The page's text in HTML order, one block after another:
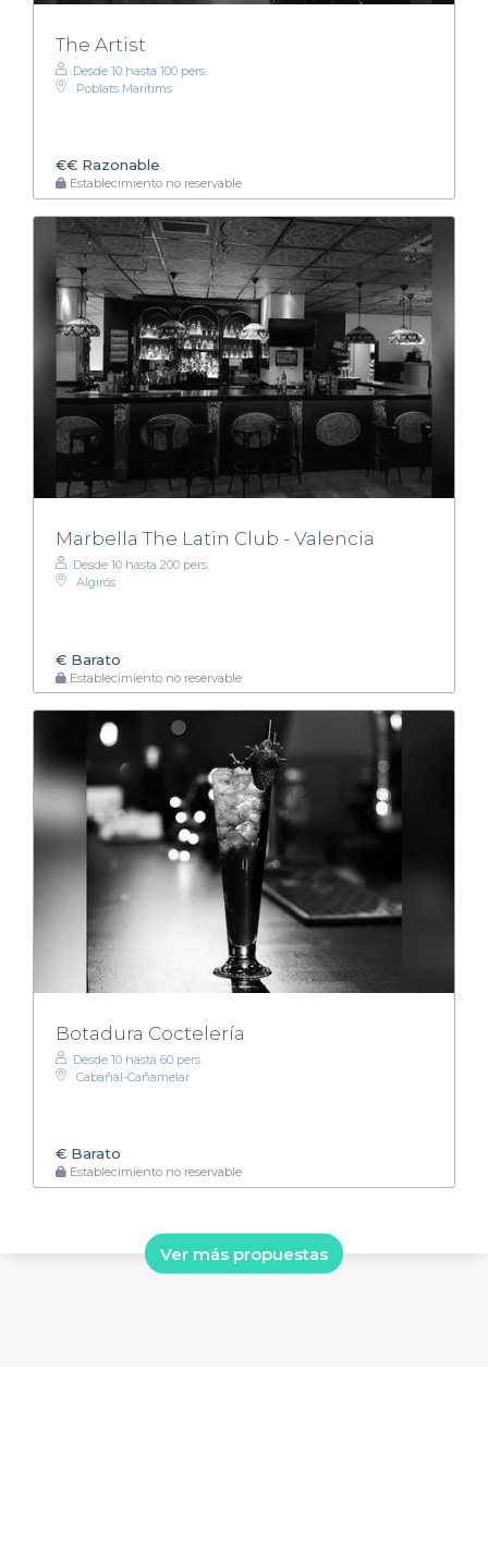
The Artist
Desde 10 hasta 100 pers.
Poblats Marítims
€€ Razonable
Establecimiento no reservable
Marbella The Latin Club - Valencia
Desde 10 hasta 200 pers.
Algirós
€ Barato
Establecimiento no reservable
Botadura Coctelería
Desde 10 hasta 60 pers.
Cabañal-Cañamelar
€ Barato
Establecimiento no reservable
Ver más propuestas